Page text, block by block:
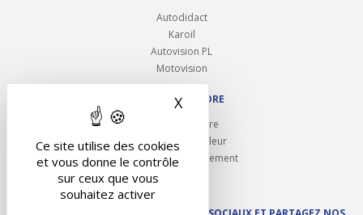
Ce site utilise des cookies
et vous donne le contrôle
sur ceux que vous
souhaitez activer
X Masquer le bandeau des
Autodidact
Karoil
Autovision PL
Motovision
NOUS REJOINDRE
Ouvrir un centre
Devenez contrôleur
Carrières et recrutement